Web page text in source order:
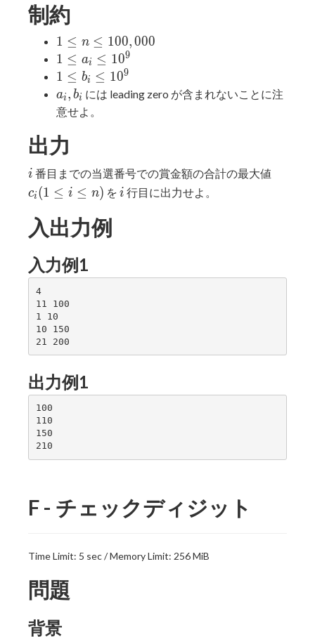
制約
1 ≤ n
≤
100,000
1 ≤ n ≤ 100,000
1 ≤
a_i
≤
10^9
1 ≤ ai ≤ 109
1 ≤
b_i
≤
1 ≤ bi ≤ 109
a_i,
b_i
ai , bi には leading zero が含まれないことに注
意せよ。
出力
i
i 番目までの当選番号での賞金額の合計の最大値
ci (1 ≤ i ≤ n) を i
i 行目に出力せよ。
入出力例
入力例1
4
11 100
1 10
10 150
出力例1
100
110
150
F - チェックディジット
Time Limit: 5 sec / Memory Limit: 256 MiB
問題
背景